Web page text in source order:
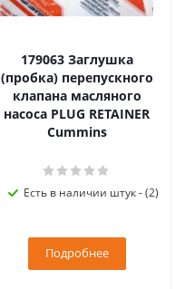
179063 Заглушка
(пробка) перепускного
клапана масляного
насоса PLUG RETAINER
Cummins
Есть в наличии штук - (2)
Подробнее